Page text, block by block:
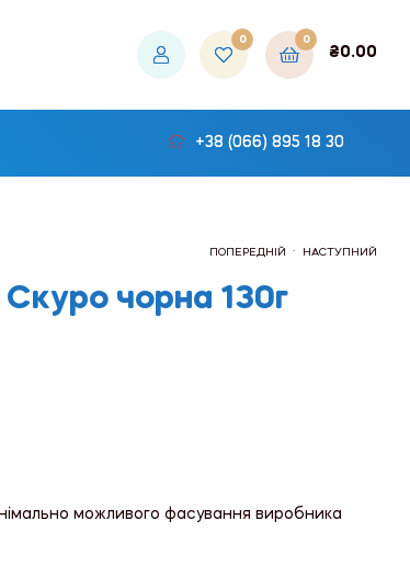
0 0
₴0.00
+38 (066) 895 18 30
ПОПЕРЕДНІЙ НАСТУПНИЙ
Скуро чорна 130г
можливого фасування виробника